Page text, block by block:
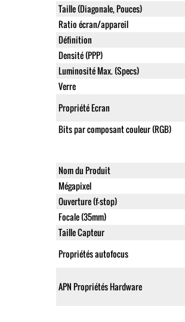
Taille (Diagonale, Pouces)
Ratio écran/appareil
Définition
Densité (PPP)
Luminosité Max. (Specs)
Verre
Propriété Ecran
Bits par composant couleur (RGB)
Nom du Produit
Mégapixel
Ouverture (f-stop)
Focale (35mm)
Taille Capteur
Propriétés autofocus
APN Propriétés Hardware